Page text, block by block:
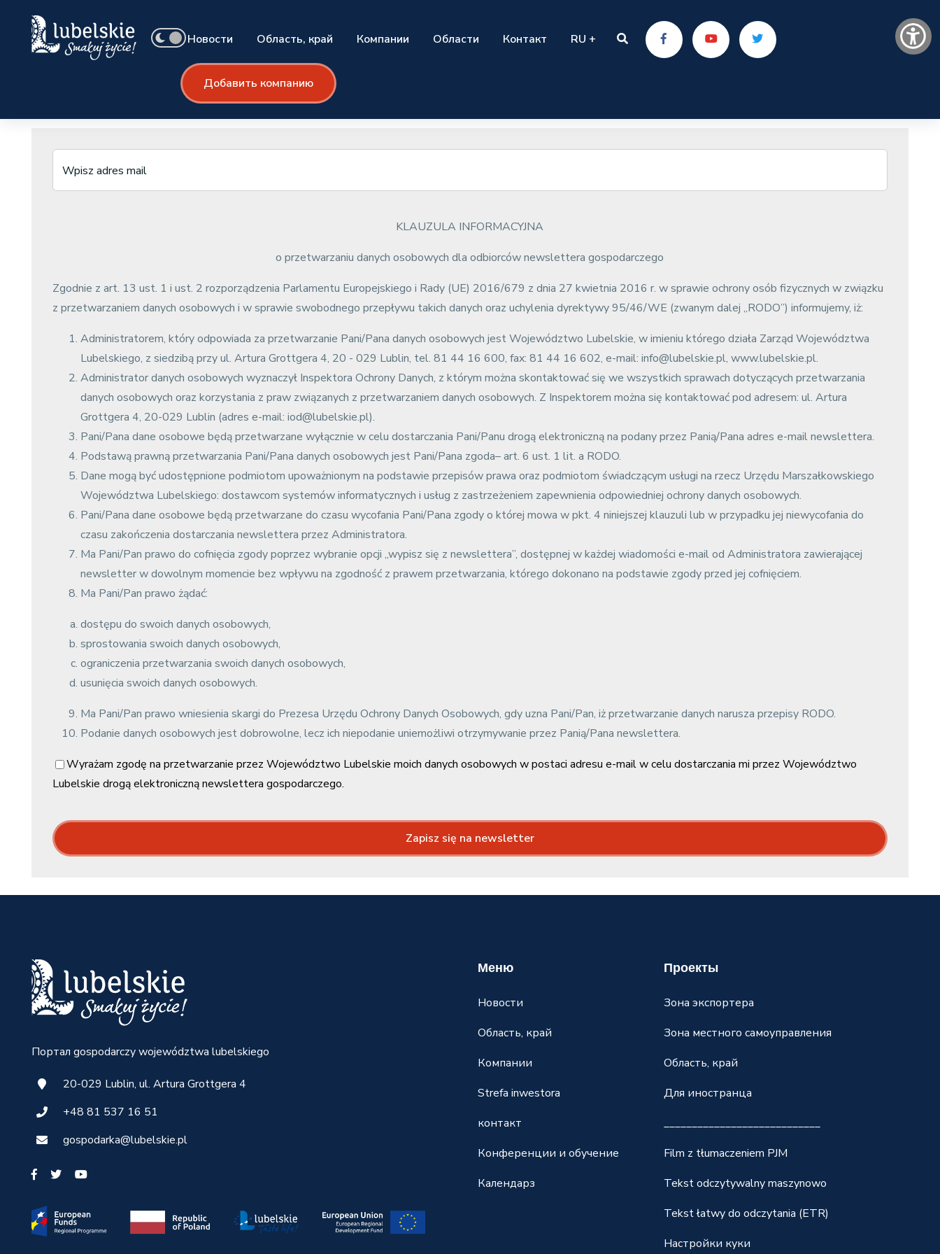
Новости Область, край Компании Области Контакт RU +
Добавить компанию
Wpisz adres mail
KLAUZULA INFORMACYJNA
o przetwarzaniu danych osobowych dla odbiorców newslettera gospodarczego
Zgodnie z art. 13 ust. 1 i ust. 2 rozporządzenia Parlamentu Europejskiego i Rady (UE) 2016/679 z dnia 27 kwietnia 2016 r. w sprawie ochrony osób fizycznych w związku
z przetwarzaniem danych osobowych i w sprawie swobodnego przepływu takich danych oraz uchylenia dyrektywy 95/46/WE (zwanym dalej „RODO”) informujemy, iż:
Administratorem, który odpowiada za przetwarzanie Pani/Pana danych osobowych jest Województwo Lubelskie, w imieniu którego działa Zarząd Województwa
Lubelskiego, z siedzibą przy ul. Artura Grottgera 4, 20 - 029 Lublin, tel. 81 44 16 600, fax: 81 44 16 602, e-mail: info@lubelskie.pl, www.lubelskie.pl.
Administrator danych osobowych wyznaczył Inspektora Ochrony Danych, z którym można skontaktować się we wszystkich sprawach dotyczących przetwarzania
danych osobowych oraz korzystania z praw związanych z przetwarzaniem danych osobowych. Z Inspektorem można się kontaktować pod adresem: ul. Artura
Grottgera 4, 20-029 Lublin (adres e-mail: iod@lubelskie.pl).
Pani/Pana dane osobowe będą przetwarzane wyłącznie w celu dostarczania Pani/Panu drogą elektroniczną na podany przez Panią/Pana adres e-mail newslettera.
Podstawą prawną przetwarzania Pani/Pana danych osobowych jest Pani/Pana zgoda– art. 6 ust. 1 lit. a RODO.
Dane mogą być udostępnione podmiotom upoważnionym na podstawie przepisów prawa oraz podmiotom świadczącym usługi na rzecz Urzędu Marszałkowskiego
Województwa Lubelskiego: dostawcom systemów informatycznych i usług z zastrzeżeniem zapewnienia odpowiedniej ochrony danych osobowych.
Pani/Pana dane osobowe będą przetwarzane do czasu wycofania Pani/Pana zgody o której mowa w pkt. 4 niniejszej klauzuli lub w przypadku jej niewycofania do
czasu zakończenia dostarczania newslettera przez Administratora.
Ma Pani/Pan prawo do cofnięcia zgody poprzez wybranie opcji „wypisz się z newslettera”, dostępnej w każdej wiadomości e-mail od Administratora zawierającej
newsletterw dowolnym momencie bez wpływu na zgodność z prawem przetwarzania, którego dokonano na podstawie zgody przed jej cofnięciem.
Ma Pani/Pan prawo żądać:
dostępu do swoich danych osobowych,
sprostowania swoich danych osobowych,
ograniczenia przetwarzania swoich danych osobowych,
usunięcia swoich danych osobowych.
Ma Pani/Pan prawo wniesienia skargi do Prezesa Urzędu Ochrony Danych Osobowych, gdy uzna Pani/Pan, iż przetwarzanie danych narusza przepisy RODO.
Podanie danych osobowych jest dobrowolne, lecz ich niepodanie uniemożliwi otrzymywanie przez Panią/Pana newslettera.
Wyrażam zgodę na przetwarzanie przez Województwo Lubelskie moich danych osobowych w postaci adresu e-mail w celu dostarczania mi przez Województwo
Lubelskie drogą elektroniczną newslettera gospodarczego.
Zapisz się na newsletter
Портал gospodarczy województwa lubelskiego
20-029 Lublin, ul. Artura Grottgera 4
+48 81 537 16 51
gospodarka@lubelskie.pl
Меню
Новости
Область, край
Компании
Strefa inwestora
контакт
Конференции и обучение
Календарз
Проекты
Зона экспортера
Зона местного самоуправления
Область, край
Для иностранца
____________________________
Film z tłumaczeniem PJM
Tekst odczytywalny maszynowo
Tekst łatwy do odczytania (ETR)
Настройки куки